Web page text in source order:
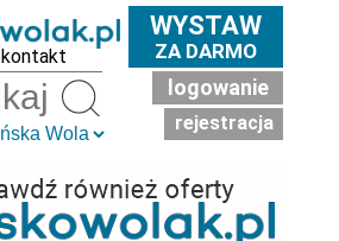
kontakt
WYSTAW
ZA DARMO
logowanie
rejestracja